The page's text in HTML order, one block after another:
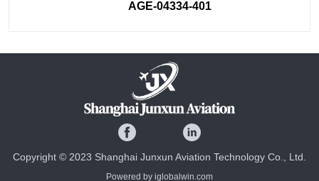
AGE-04334-401
Copyright © 2023 Shanghai Junxun Aviation Technology Co., Ltd.
Powered by iglobalwin.com